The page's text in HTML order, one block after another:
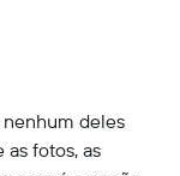
nenhum deles
as fotos, as